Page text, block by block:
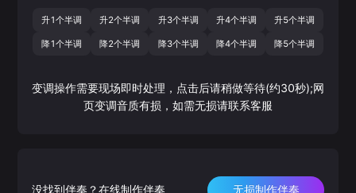
升1个半调 升2个半调 升3个半调 升4个半调 升5个半调
降1个半调 降2个半调 降3个半调 降4个半调 降5个半调
变调操作需要现场即时处理，点击后请稍做等待(约30秒);网
页变调音质有损，如需无损请联系客服
没找到伴奏？在线制作伴奏 无损制作伴奏